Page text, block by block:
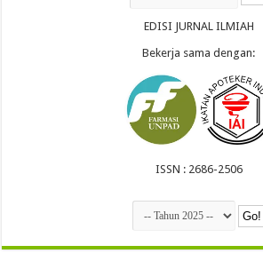
EDISI JURNAL ILMIAH
Bekerja sama dengan:
ISSN : 2686-2506